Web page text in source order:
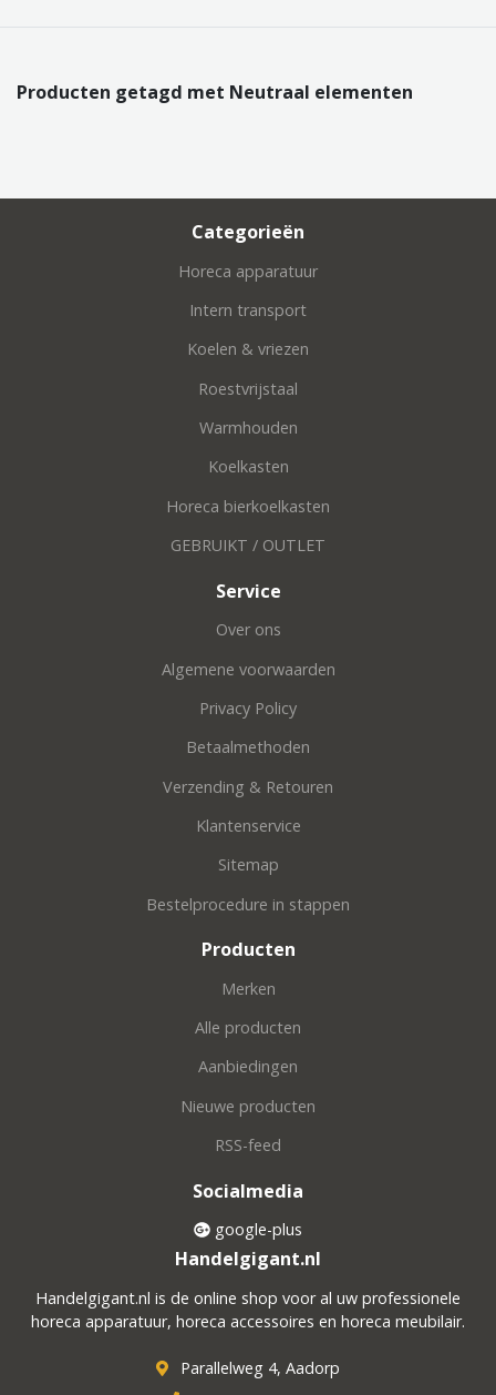
Producten getagd met Neutraal elementen
Categorieën
Horeca apparatuur
Intern transport
Koelen & vriezen
Roestvrijstaal
Warmhouden
Koelkasten
Horeca bierkoelkasten
GEBRUIKT / OUTLET
Service
Over ons
Algemene voorwaarden
Privacy Policy
Betaalmethoden
Verzending & Retouren
Klantenservice
Sitemap
Bestelprocedure in stappen
Producten
Merken
Alle producten
Aanbiedingen
Nieuwe producten
RSS-feed
Socialmedia
google-plus
Handelgigant.nl
Handelgigant.nl is de online shop voor al uw professionele
horeca apparatuur, horeca accessoires en horeca meubilair.
Parallelweg 4, Aadorp